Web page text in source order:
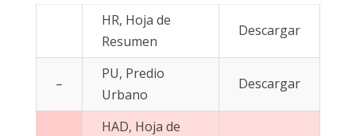
HR, Hoja de
Resumen
Descargar
–
PU, Predio
Urbano
Descargar
HAD, Hoja de